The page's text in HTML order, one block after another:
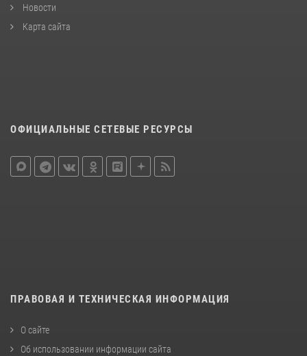
Новости
Карта сайта
ОФИЦИАЛЬНЫЕ СЕТЕВЫЕ РЕСУРСЫ
ПРАВОВАЯ И ТЕХНИЧЕСКАЯ ИНФОРМАЦИЯ
О сайте
Об использовании информации сайта